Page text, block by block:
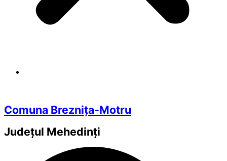
Comuna Breznița-Motru
Județul Mehedinți